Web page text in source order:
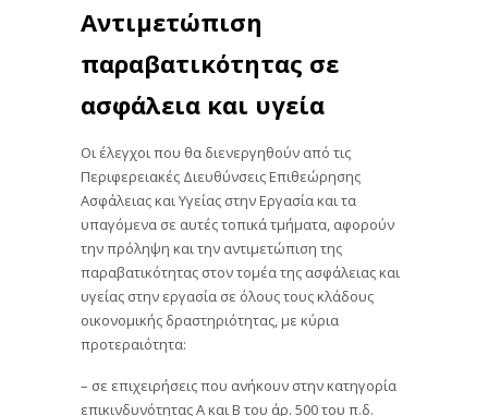
Αντιμετώπιση
παραβατικότητας σε
ασφάλεια και υγεία
Οι έλεγχοι που θα διενεργηθούν από τις
Περιφερειακές Διευθύνσεις Επιθεώρησης
Ασφάλειας και Υγείας στην Εργασία και τα
υπαγόμενα σε αυτές τοπικά τμήματα, αφορούν
την πρόληψη και την αντιμετώπιση της
παραβατικότητας στον τομέα της ασφάλειας και
υγείας στην εργασία σε όλους τους κλάδους
οικονομικής δραστηριότητας, με κύρια
προτεραιότητα:
– σε επιχειρήσεις που ανήκουν στην κατηγορία
επικινδυνότητας Α και Β του άρ. 500 του π.δ.